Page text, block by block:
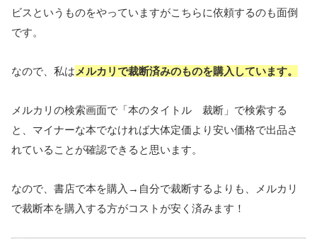
ビスというものをやっていますがこちらに依頼するのも面倒
です。
なので、私は メルカリで裁断済みのものを購入しています。
メルカリの検索画面で「本のタイトル 裁断」で検索する
と、マイナーな本でなければ大体定価より安い価格で出品さ
れていることが確認できると思います。
なので、書店で本を購入→自分で裁断するよりも、メルカリ
で裁断本を購入する方がコストが安く済みます！